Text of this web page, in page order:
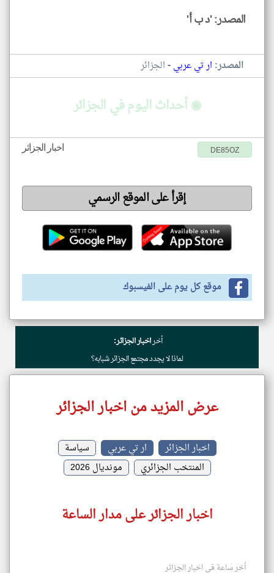
المصدر: 'د ب أ'
المصدر: ار تي عربي-الجزائر
◉ أحداث اليوم في الجزائر
اخبار الجزائر DE85OZ
إقرأ على الموقع الرسمي
موقع كل يوم على الفيسبوك
أخراخبار الجزائر:
لماذا لا يجدد مجتمع الجزائر شبابه؟
عرض المزيد من اخبار الجزائر
اخبار الجزائر ار تي عربي
سياسة
المنتخب الجزائري
مونديال 2026
اخبار الجزائر على مدار الساعة
أخر ساعة في اخبار الجزائر